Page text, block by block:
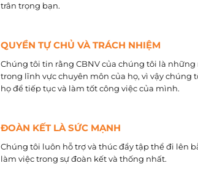
trân trọng bạn.
QUYỀN TỰ CHỦ VÀ TRÁCH NHIỆM
Chúng tôi tin rằng CBNV của chúng tôi là
trong lĩnh vực chuyên môn của họ, vì vậy chúng
họ để tiếp tục và làm tốt công việc của mình.
ĐOÀN KẾT LÀ SỨC MẠNH
Chúng tôi luôn hỗ trợ và thúc đẩy tập thể đi lên
làm việc trong sự đoàn kết và thống nhất.